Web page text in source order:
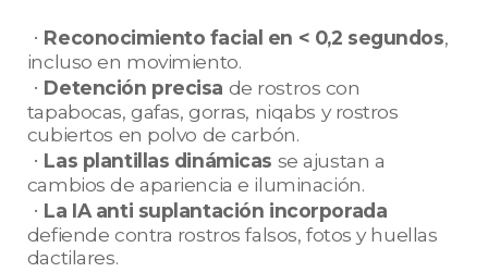
ㆍ Reconocimiento facial en < 0,2 segundos,
incluso en movimiento.
ㆍ Detención precisa de rostros con
tapabocas, gafas, gorras, niqabs y rostros
cubiertos en polvo de carbón.
ㆍ Las plantillas dinámicas se ajustan a
cambios de apariencia e iluminación.
ㆍ La IA anti suplantación incorporada
defiende contra rostros falsos, fotos y huellas
dactilares.